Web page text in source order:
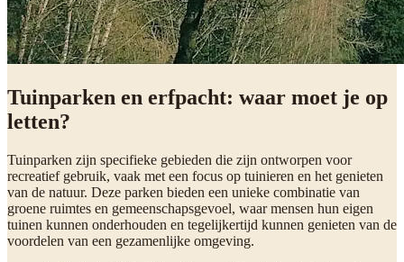
Tuinparken en erfpacht: waar moet je op
letten?
Tuinparken zijn specifieke gebieden die zijn ontworpen voor
recreatief gebruik, vaak met een focus op tuinieren en het genieten
van de natuur. Deze parken bieden een unieke combinatie van
groene ruimtes en gemeenschapsgevoel, waar mensen hun eigen
tuinen kunnen onderhouden en tegelijkertijd kunnen genieten van de
voordelen van een gezamenlijke omgeving.